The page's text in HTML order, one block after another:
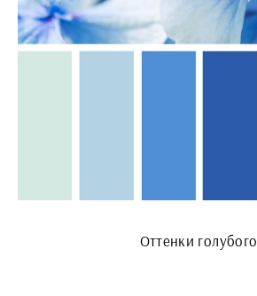
Оттенки голубого